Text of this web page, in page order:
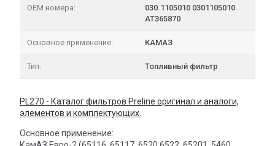
OEM номера:
030.1105010 0301105010
AT365870
Основное применение: КАМАЗ
Тип: Топливный фильтр
PL270 - Каталог фильтров Preline оригинал и аналоги,
элементов и комплектующих.
Основное применение: